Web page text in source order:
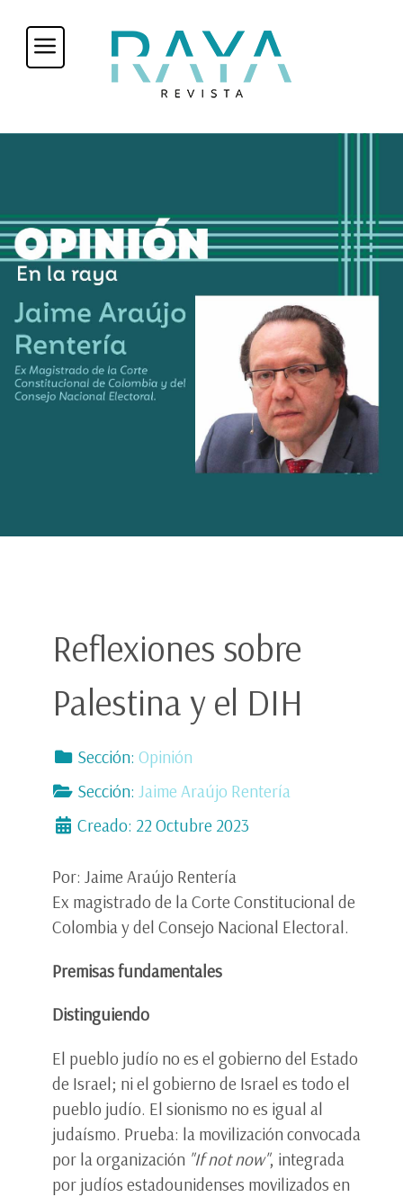
Reflexiones sobre
Palestina y el DIH
Sección: Opinión
Sección: Jaime Araújo Rentería
Creado: 22 Octubre 2023
Por: Jaime Araújo Rentería
Ex magistrado de la Corte Constitucional de
Colombia y del Consejo Nacional Electoral.
Premisas fundamentales
Distinguiendo
El pueblo judío no es el gobierno del Estado
de Israel; ni el gobierno de Israel es todo el
pueblo judío. El sionismo no es igual al
judaísmo. Prueba: la movilización convocada
por la organización "If not now", integrada
por judíos estadounidenses movilizados en